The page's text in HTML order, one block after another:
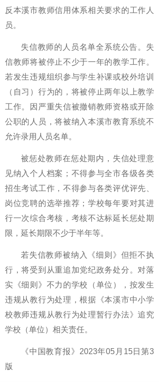
反本溪市教师信用体系相关要求的工作人
员。
失信教师的人员名单全系统公告。失
信教师将被停止不少于一年的教学工作。
若发生违规组织参与学生补课或校外培训
（自习）行为的，将被停止两年以上教学
工作。因严重失信被撤销教师资格或开除
公职的人员，将被纳入本溪市教育系统不
允许录用人员名单。
被惩处教师在惩处期内，失信处理意
见纳入个人档案；不得参与全市各级各类
招生考试工作，不得参与各类评优评先、
岗位竞聘的选举推荐；学校每年要对其进
行一次综合考核，考核不达标延长惩处期
限，延长期限不少于半年等。
若失信教师被纳入《细则》但拒不执
行，将受到从重追加党纪政务处分。对落
实《细则》不力的学校（单位），按发生
违规从教行为处理，根据《本溪市中小学
校教师违规从教行为处理暂行办法》追究
学校（单位）相关责任。
《中国教育报》2023年05月15日第3
版